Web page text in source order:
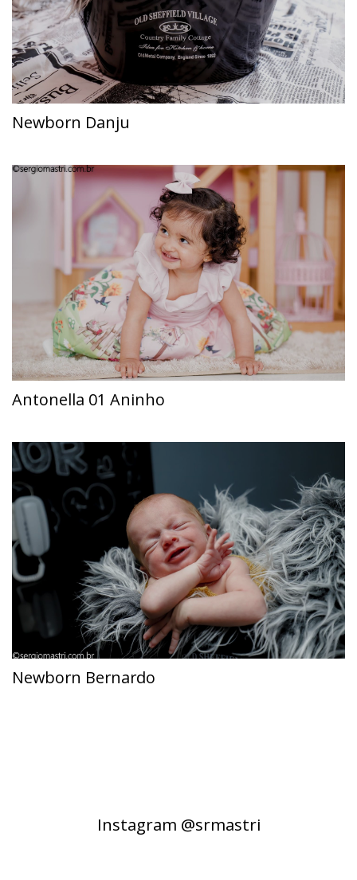
Newborn Danju
Antonella 01 Aninho
Newborn Bernardo
Instagram @srmastri